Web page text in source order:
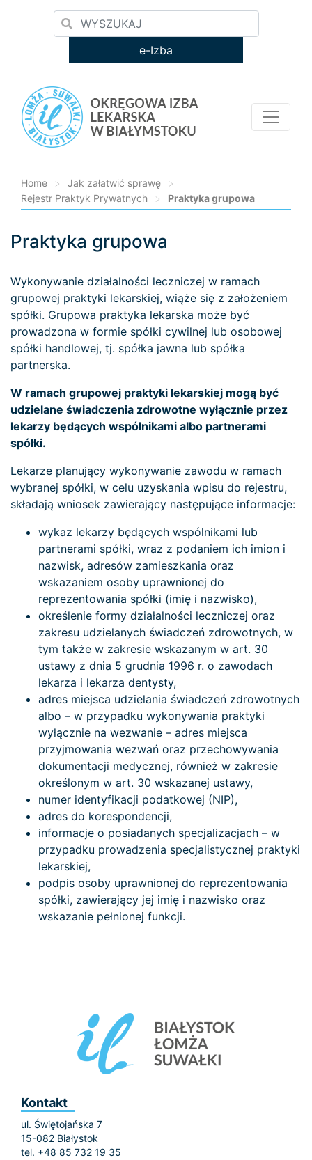
e-Izba
Home > Jak załatwić sprawę
>
Rejestr Praktyk Prywatnych
> Praktyka grupowa
Loading...
Praktyka grupowa
Wykonywanie działalności leczniczej w ramach
grupowej praktyki lekarskiej, wiąże się z założeniem
spółki. Grupowa praktyka lekarska może być
prowadzona w formie spółki cywilnej lub osobowej
spółki handlowej, tj. spółka jawna lub spółka
partnerska.
W ramach grupowej praktyki lekarskiej mogą być
udzielane świadczenia zdrowotne wyłącznie przez
lekarzy będących wspólnikami albo partnerami
spółki.
Lekarze planujący wykonywanie zawodu w ramach
wybranej spółki, w celu uzyskania wpisu do rejestru,
składają wniosek zawierający następujące informacje:
wykaz lekarzy będących wspólnikami lub
partnerami spółki, wraz z podaniem ich imion i
nazwisk, adresów zamieszkania oraz
wskazaniem osoby uprawnionej do
reprezentowania spółki (imię i nazwisko),
określenie formy działalności leczniczej oraz
zakresu udzielanych świadczeń zdrowotnych, w
tym także w zakresie wskazanym w art. 30
ustawy z dnia 5 grudnia 1996 r. o zawodach
lekarza i lekarza dentysty,
adres miejsca udzielania świadczeń zdrowotnych
albo – w przypadku wykonywania praktyki
wyłącznie na wezwanie – adres miejsca
przyjmowania wezwań oraz przechowywania
dokumentacji medycznej, również w zakresie
określonym w art. 30 wskazanej ustawy,
numer identyfikacji podatkowej (NIP),
adres do korespondencji,
informacje o posiadanych specjalizacjach – w
przypadku prowadzenia specjalistycznej praktyki
lekarskiej,
podpis osoby uprawnionej do reprezentowania
spółki, zawierający jej imię i nazwisko oraz
wskazanie pełnionej funkcji.
Kontakt
ul. Świętojańska 7
15-082 Białystok
tel. +48 85 732 19 35